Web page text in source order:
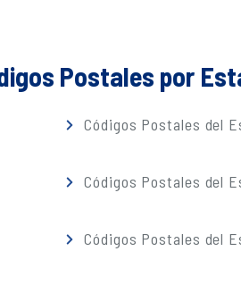
Postales por
Códigos Postales del
Códigos Postales del
Códigos Postales del